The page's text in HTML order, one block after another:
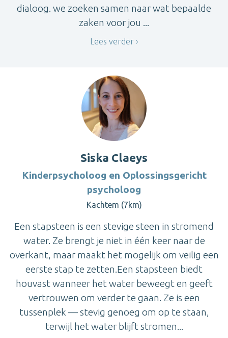
dialoog. we zoeken samen naar wat bepaalde
zaken voor jou ...
Lees verder
Siska Claeys
Kinderpsycholoog en Oplossingsgericht
psycholoog
Kachtem (7km)
Een stapsteen is een stevige steen in stromend
water. Ze brengt je niet in één keer naar de
overkant, maar maakt het mogelijk om veilig een
eerste stap te zetten.Een stapsteen biedt
houvast wanneer het water beweegt en geeft
vertrouwen om verder te gaan. Ze is een
tussenplek — stevig genoeg om op te staan,
terwijl het water blijft stromen...